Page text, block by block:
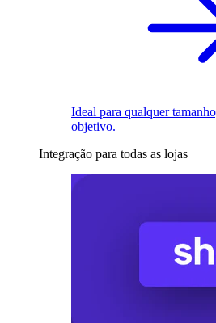
Ideal para qualquer
objetivo.
Integração para todas as lojas